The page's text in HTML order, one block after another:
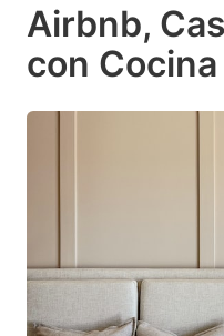
Airbnb,
con